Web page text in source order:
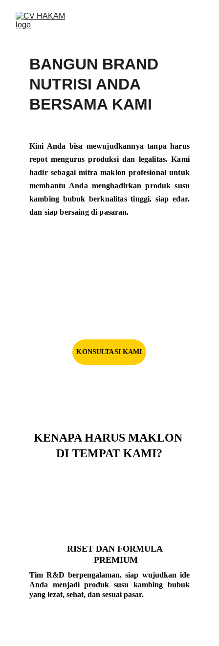
BANGUN BRAND
NUTRISI ANDA
BERSAMA KAMI
Kini Anda bisa mewujudkannya tanpa harus
repot mengurus produksi dan legalitas. Kami
hadir sebagai mitra maklon profesional untuk
membantu Anda menghadirkan produksusu
kambing bubuk berkualitas tinggi, siap edar,
dan siap bersaing di pasaran.
KONSULTASI KAMI
KENAPA HARUS MAKLON
DI TEMPAT KAMI?
RISET DAN FORMULA
PREMIUM
Tim R&D berpengalaman, siap wujudkan ide
Anda menjadi produk susu kambing bubuk
yang lezat, sehat, dan sesuai pasar.